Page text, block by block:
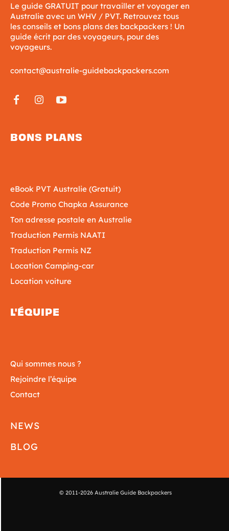
Le guide GRATUIT pour travailler et voyager en
Australie avec un WHV / PVT. Retrouvez tous
les conseils et bons plans des backpackers ! Un
guide écrit par des voyageurs, pour des
voyageurs.
contact@australie-guidebackpackers.com
BONS PLANS
eBook PVT Australie (Gratuit)
Code Promo Chapka Assurance
Ton adresse postale en Australie
Traduction Permis NAATI
Traduction Permis NZ
Location Camping-car
Location voiture
L'ÉQUIPE
Qui sommes nous ?
Rejoindre l’équipe
Contact
NEWS
BLOG
© 2011-2026 Australie Guide Backpackers